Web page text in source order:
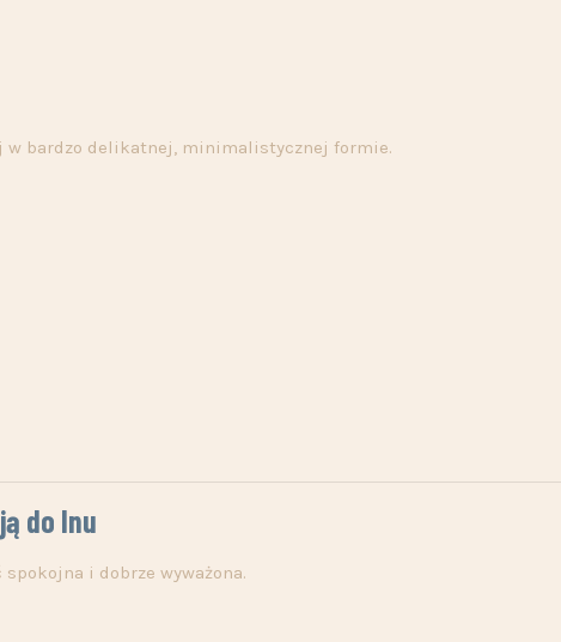
w bardzo delikatnej, minimalistycznej formie.
do lnu
i dobrze wyważona.